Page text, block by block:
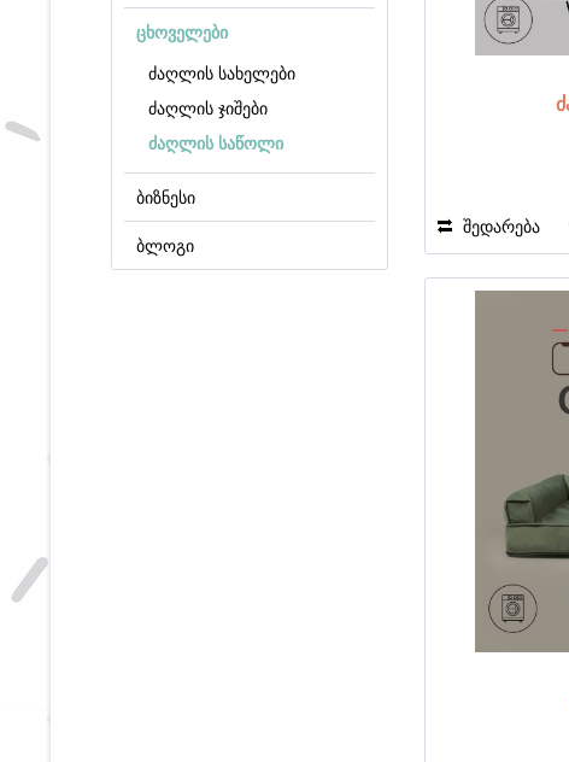
ცხოველები
ძაღლის სახელები
ძაღლის ჯიშები
ძაღლის საწოლი
ბიზნესი
ბლოგი
შედარება